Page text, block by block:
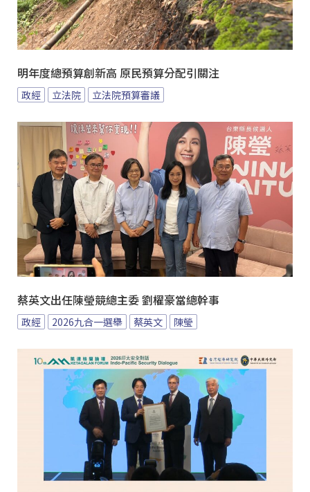
明年度總預算創新高 原民預算分配引關注
政經 立法院 立法院預算審議
蔡英文出任陳瑩競總主委 劉櫂豪當總幹事
政經 2026九合一選舉 蔡英文 陳瑩